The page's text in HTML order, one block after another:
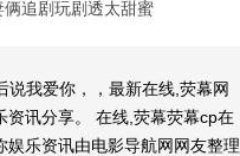
追剧玩剧透太甜蜜
我爱你，，最新在线,荧幕网
资讯分享。 在线,荧幕荧幕cp在
乐资讯由电影导航网网友整理